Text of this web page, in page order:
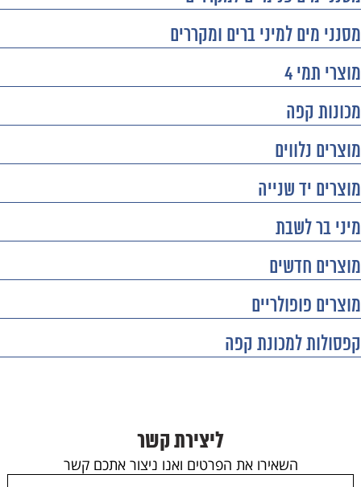
מסנני מים למיני ברים ומקררים
מוצרי תמי 4
מכונות קפה
מוצרים נלווים
מוצרים יד שנייה
מיני בר לשבת
מוצרים חדשים
מוצרים פופולריים
קפסולות למכונת קפה
ליצירת קשר
השאירו את הפרטים ואנו ניצור אתכם קשר